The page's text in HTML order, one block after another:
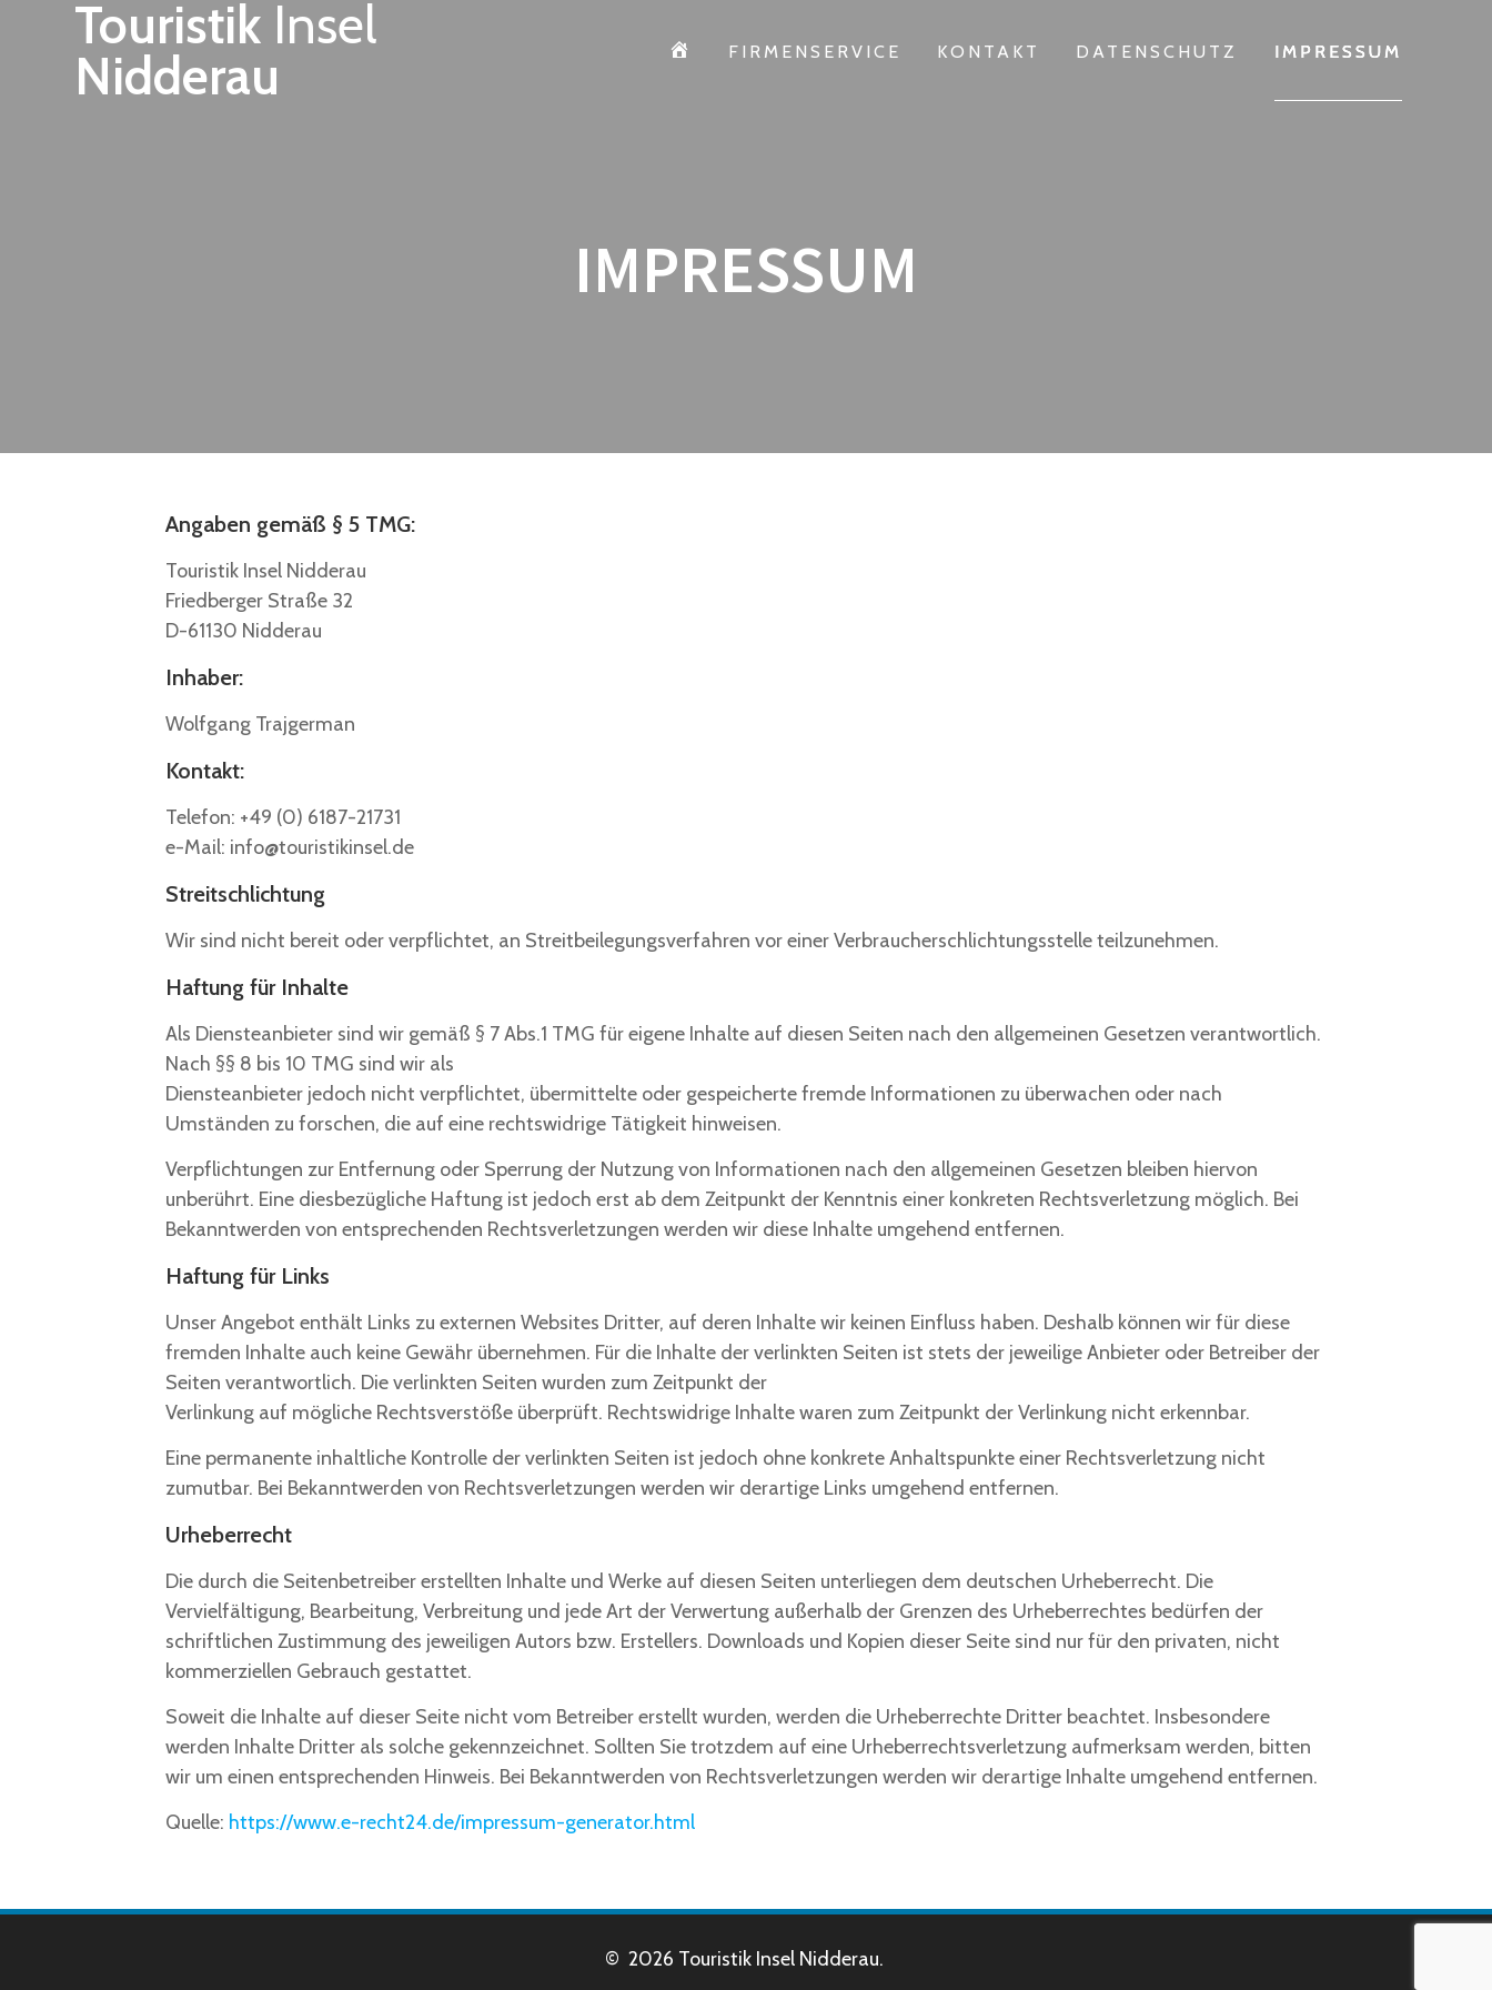
Touristik Insel
Nidderau
HOMEFIRMENSERVICE KONTAKT DATENSCHUTZ IMPRESSUM
IMPRESSUM
Angaben gemäß § 5 TMG:
Touristik Insel Nidderau
Friedberger Straße 32
D-61130 Nidderau
Inhaber:
Wolfgang Trajgerman
Kontakt:
Telefon: +49 (0) 6187-21731
e-Mail: info@touristikinsel.de
Streitschlichtung
Wir sind nicht bereit oder verpflichtet, an Streitbeilegungsverfahren vor einer Verbraucherschlichtungsstelle teilzunehmen.
Haftung für Inhalte
Als Diensteanbieter sind wir gemäß § 7 Abs.1 TMG für eigene Inhalte auf diesen Seiten nach den allgemeinen Gesetzen verantwortlich.
Nach §§ 8 bis 10 TMG sind wir als
Diensteanbieter jedoch nicht verpflichtet, übermittelte oder gespeicherte fremde Informationen zu überwachen oder nach
Umständen zu forschen, die auf eine rechtswidrige Tätigkeit hinweisen.
Verpflichtungen zur Entfernung oder Sperrung der Nutzung von Informationen nach den allgemeinen Gesetzen bleiben hiervon
unberührt. Eine diesbezügliche Haftung ist jedoch erst ab dem Zeitpunkt der Kenntnis einer konkreten Rechtsverletzung möglich. Bei
Bekanntwerden von entsprechenden Rechtsverletzungen werden wir diese Inhalte umgehend entfernen.
Haftung für Links
Unser Angebot enthält Links zu externen Websites Dritter, auf deren Inhalte wir keinen Einfluss haben. Deshalb können wir für diese
fremden Inhalte auch keine Gewähr übernehmen. Für die Inhalte der verlinkten Seiten ist stets der jeweilige Anbieter oder Betreiber der
Seiten verantwortlich. Die verlinkten Seiten wurden zum Zeitpunkt der
Verlinkung auf mögliche Rechtsverstöße überprüft. Rechtswidrige Inhalte waren zum Zeitpunkt der Verlinkung nicht erkennbar.
Eine permanente inhaltliche Kontrolle der verlinkten Seiten ist jedoch ohne konkrete Anhaltspunkte einer Rechtsverletzung nicht
zumutbar. Bei Bekanntwerden von Rechtsverletzungen werden wir derartige Links umgehend entfernen.
Urheberrecht
Die durch die Seitenbetreiber erstellten Inhalte und Werke auf diesen Seiten unterliegen dem deutschen Urheberrecht. Die
Vervielfältigung, Bearbeitung, Verbreitung und jede Art der Verwertung außerhalb der Grenzen des Urheberrechtes bedürfen der
schriftlichen Zustimmung des jeweiligen Autors bzw. Erstellers. Downloads und Kopien dieser Seite sind nur für den privaten, nicht
kommerziellen Gebrauch gestattet.
Soweit die Inhalte auf dieser Seite nicht vom Betreiber erstellt wurden, werden die Urheberrechte Dritter beachtet. Insbesondere
werden Inhalte Dritter als solche gekennzeichnet. Sollten Sie trotzdem auf eine Urheberrechtsverletzung aufmerksam werden, bitten
wir um einen entsprechenden Hinweis. Bei Bekanntwerden von Rechtsverletzungen werden wir derartige Inhalte umgehend entfernen.
Quelle: https://www.e-recht24.de/impressum-generator.html
© 2026 Touristik Insel Nidderau.